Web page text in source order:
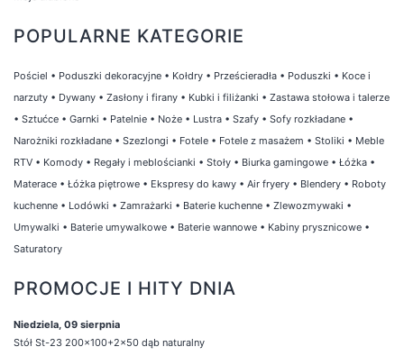
POPULARNE KATEGORIE
Pościel • Poduszki dekoracyjne • Kołdry • Prześcieradła • Poduszki • Koce i
narzuty • Dywany • Zasłony i firany • Kubki i filiżanki • Zastawa stołowa i talerze
• Sztućce • Garnki • Patelnie • Noże • Lustra • Szafy • Sofy rozkładane •
Narożniki rozkładane • Szezlongi • Fotele • Fotele z masażem • Stoliki • Meble
RTV • Komody • Regały i meblościanki • Stoły • Biurka gamingowe • Łóżka •
Materace • Łóżka piętrowe • Ekspresy do kawy • Air fryery • Blendery • Roboty
kuchenne • Lodówki • Zamrażarki • Baterie kuchenne • Zlewozmywaki •
Umywalki • Baterie umywalkowe • Baterie wannowe • Kabiny prysznicowe •
Saturatory
PROMOCJE I HITY DNIA
Niedziela, 09 sierpnia
Stół St-23 200x100+2x50 dąb naturalny